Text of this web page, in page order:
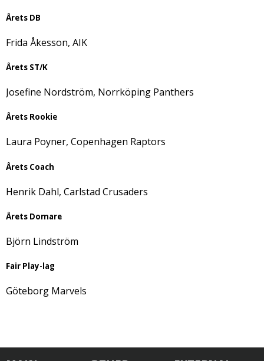
Årets DB
Frida Åkesson, AIK
Årets ST/K
Josefine Nordström, Norrköping Panthers
Årets Rookie
Laura Poyner, Copenhagen Raptors
Årets Coach
Henrik Dahl, Carlstad Crusaders
Årets Domare
Björn Lindström
Fair Play-lag
Göteborg Marvels